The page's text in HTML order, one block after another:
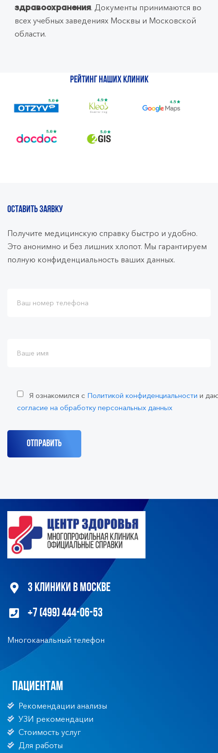
здравоохранения. Документы принимаются во
всех учебных заведениях Москвы и Московской
области.
Рейтинг наших клиник
ОСТАВИТЬ ЗАЯВКУ
Получите медицинскую справку быстро и удобно.
Это анонимно и без лишних хлопот. Мы гарантируем
полную конфиденциальность ваших данных.
Я ознакомился с Политикой конфиденциальности и
согласие на обработку персональных данных
3 клиники в Москве
+7 (499) 444-06-53
Многоканальный телефон
Пациентам
Рекомендации анализы
УЗИ рекомендации
Стоимость услуг
Для работы